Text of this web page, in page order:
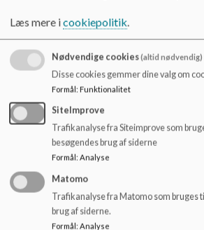
https://kolding.klassetrivsel.dk/user/login
National trivsel:
https://nationaltrivsel.dk/elevtrivsel/
Læs mere icookiepolitik.
Nødvendige cookies(altid nødvendig)
Disse cookies gemmer dine valg om
Formål: Funktionalitet
SiteImprove
Trafikanalyse fra Siteimprove som
besøgendes brug af siderne
Formål : Analyse
Matomo
Trafikanalyse fra Matomo som bruges
brug af siderne.
Formål: Analyse